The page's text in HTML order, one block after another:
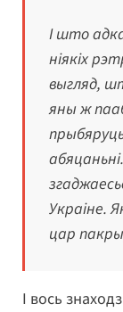
І што
ніякіх
выгляд,
яны ж
Украіне.
цар
І вось